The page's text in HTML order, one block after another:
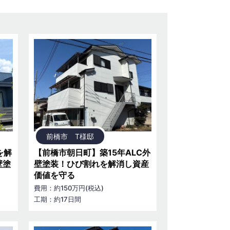
解
塗
前橋市 T様邸
【前橋市朝日町】築15年ALC外
壁塗装！ひび割れを解消し資産
価値を守る
費用：約150万円(税込)
工期：約17日間